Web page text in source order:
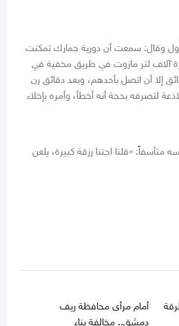
وقال: سمعت أن دورية جمارك تمكنت
لتر مازوت في طريق مخفية في
إلا أن اتصل بأحدهم، وبعد دقائق رن
لتصرفه بحجة أنه أخطأ، وأمره بإخلاء
«قلنا اجتنا رزقة كبيرة، يلعن
أمام مرأى محافظة ريف
دمشق.. مخالفة بناء